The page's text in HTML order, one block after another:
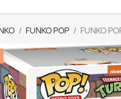
FUNKO POP FUNKO